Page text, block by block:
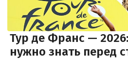
Тур де Франс —
нужно знать перед